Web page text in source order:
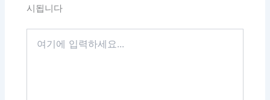
시됩니다